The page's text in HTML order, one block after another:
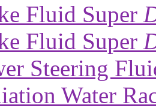
Fluid Super
Fluid Super
Steering
Water